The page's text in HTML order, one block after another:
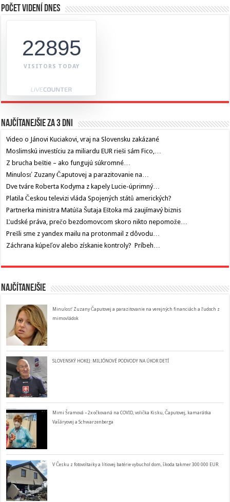
Počet videní dnes
22895
VISITORS TODAY
Najčítanejšie za 3 dni
Video o Jánovi Kuciakovi, vraj na Slovensku zakázané
Moslimskú investíciu za miliardu EUR rieši sám Fico,…
Z brucha beštie – ako fungujú súkromné…
Minulosť Zuzany Čaputovej a parazitovanie na…
Dve tváre Roberta Kodyma z kapely Lucie-úprimný…
Platila Českou televizi vláda Spojených států amerických?
Partnerka ministra Matúša Šutaja Eštoka má zaujímavý biznis
Ľudské práva, prečo bezdomovcom skoro nikto nepomože…
Prešli sme z yandex mailu na protonmail z dôvodu…
Záchrana kúpeľov alebo získanie kontroly? Príbeh…
Najčítanejšie
Minulosť Zuzany Čaputovej a parazitovanie na verejných financiách a ľudoch z
mimovládok
SLOVENSKÝ HOKEJ: MILIÓNOVÉ PODVODY NA ÚKOR DETÍ
Mimi Šramová – 2x očkovaná na COVID, volička Kisku, Čaputovej, kamarátka
Vašáryovej a Schwarzenberga
V Česku z fotovoltaiky a lítiovej batérie vybuchol dom, škoda takmer 300 000 EUR